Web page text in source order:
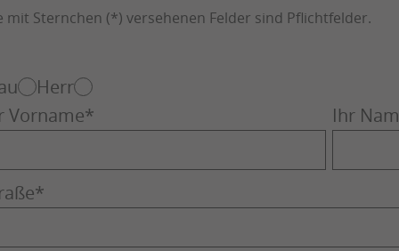
mit Sternchen (*) versehenen Felder sind Pflichtfelder.
Herr
Vorname* Ihr
*